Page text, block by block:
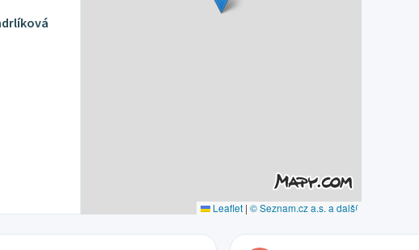
Leaflet | © Seznam.cz a.s. a další